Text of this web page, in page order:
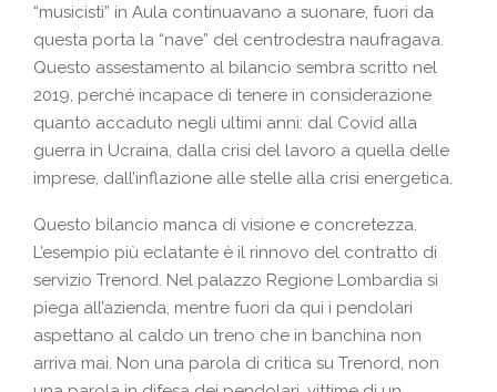
“musicisti” in Aula continuavano a suonare, fuori da
questa porta la “nave” del centrodestra naufragava.
Questo assestamento al bilancio sembra scritto nel
2019, perché incapace di tenere in considerazione
quanto accaduto negli ultimi anni: dal Covid alla
guerra in Ucraina, dalla crisi del lavoro a quella delle
imprese, dall’inflazione alle stelle alla crisi energetica.
Questo bilancio manca di visione e concretezza.
L’esempio più eclatante è il rinnovo del contratto di
servizio Trenord. Nel palazzo Regione Lombardia si
piega all’azienda, mentre fuori da qui i pendolari
aspettano al caldo un treno che in banchina non
arriva mai. Non una parola di critica su Trenord, non